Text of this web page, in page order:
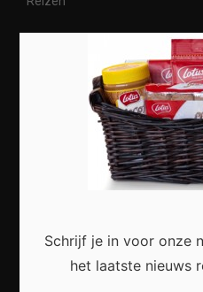
Meest recent
Slimme Digitalisering
Schrijf je in voor onze
het laatste nieuws